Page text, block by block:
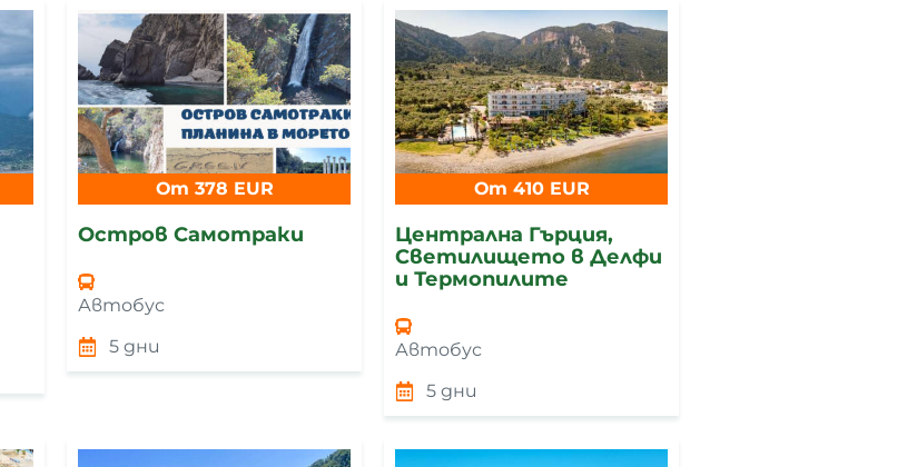
От 378 EUR
Остров Самотраки
Автобус
5 дни
От 410 EUR
Централна Гърция,
Светилището в Делфи
и Термопилите
Автобус
5 дни